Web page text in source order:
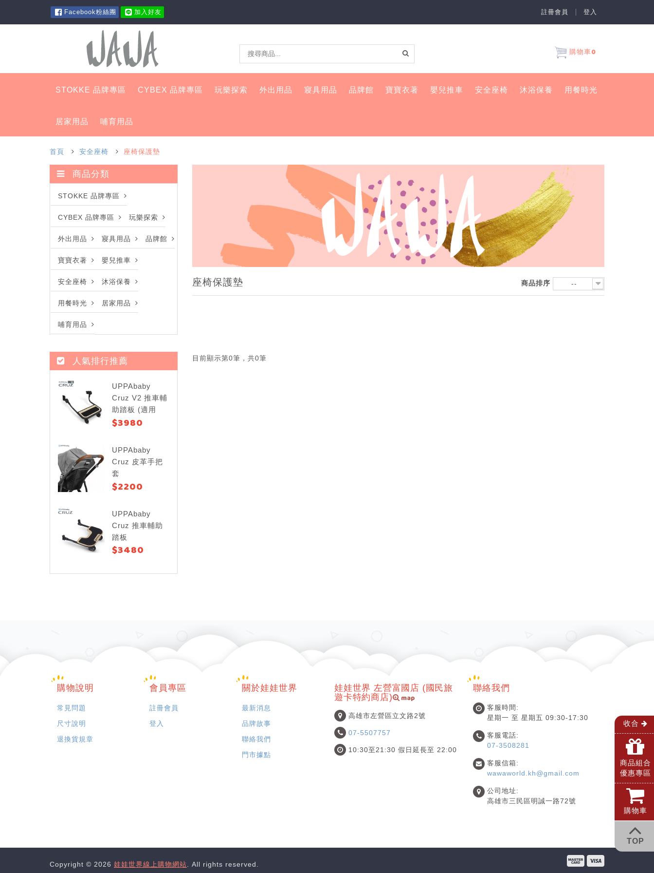
Facebook粉絲團 加入好友 註冊會員 登入
購物車0
STOKKE 品牌專區 CYBEX 品牌專區 玩樂探索 外出用品 寢具用品 品牌館 寶寶衣著 嬰兒推車 安全座椅 沐浴保養 用餐時光
居家用品 哺育用品
首頁 安全座椅 座椅保護墊
商品分類
STOKKE 品牌專區
CYBEX 品牌專區 玩樂探索
外出用品 寢具用品 品牌館
寶寶衣著 嬰兒推車
安全座椅 沐浴保養
用餐時光 居家用品
哺育用品
人氣排行推薦
UPPAbaby
Cruz V2 推車輔
助踏板 (適用
Cruz V2)
$3980
UPPAbaby
Cruz 皮革手把
套
$2200
UPPAbaby
Cruz 推車輔助
踏板
$3480
座椅保護墊 商品排序 --
目前顯示第0筆，共0筆
購物說明
常見問題
尺寸說明
退換貨規章
會員專區
註冊會員
登入
關於娃娃世界
最新消息
品牌故事
聯絡我們
門市據點
娃娃世界 左營富國店 (國民旅
遊卡特約商店)
map
高雄市左營區立文路2號
07-5507757
10:30至21:30 假日延長至 22:00
聯絡我們
客服時間:
星期一 至 星期五 09:30-17:30
客服電話:
07-3508281
客服信箱:
wawaworld.kh@gmail.com
公司地址:
高雄市三民區明誠一路72號
Copyright © 2026 娃娃世界線上購物網站. All rights reserved.
收合
商品組合
優惠專區
購物車
TOP